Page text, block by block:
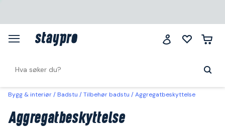
Bygg & interiør Badstu Tilbehør badstu Aggregatbeskyttelse
Aggregatbeskyttelse